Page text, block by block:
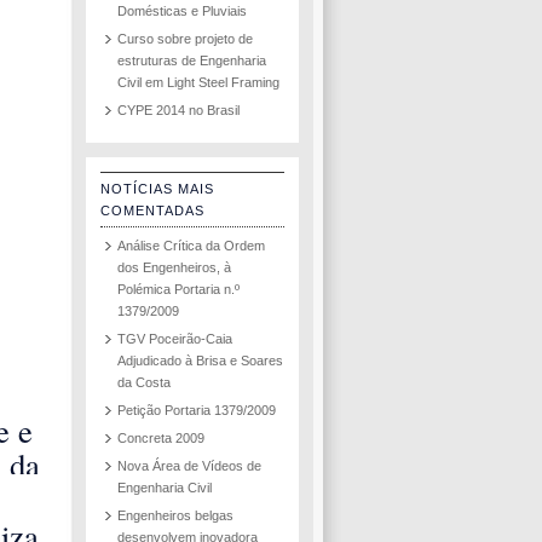
e
Domésticas e Pluviais
Curso sobre projeto de
estruturas de Engenharia
Civil em Light Steel Framing
CYPE 2014 no Brasil
NOTÍCIAS MAIS
COMENTADAS
Análise Crítica da Ordem
dos Engenheiros, à
Polémica Portaria n.º
1379/2009
TGV Poceirão-Caia
Adjudicado à Brisa e Soares
da Costa
Petição Portaria 1379/2009
Concreta 2009
Nova Área de Vídeos de
Engenharia Civil
Engenheiros belgas
desenvolvem inovadora